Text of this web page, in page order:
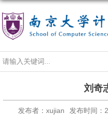
刘奇
发布者：xujian 发布时间：